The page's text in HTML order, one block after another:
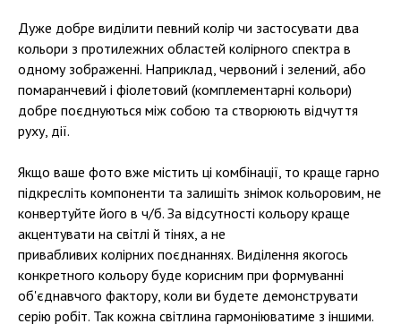
Дуже добре виділити певний колір чи застосувати два
кольори з протилежних областей колірного спектра в
одному зображенні. Наприклад, червоний і зелений, або
помаранчевий і фіолетовий (комплементарні кольори)
добре поєднуються між собою та створюють відчуття
руху, дії.
Якщо ваше фото вже містить ці комбінації, то краще гарно
підкресліть компоненти та залишіть знімок кольоровим, не
конвертуйте його в ч/б. За відсутності кольору краще
акцентувати на світлі й тінях, а не
привабливих колірних поєднаннях. Виділення якогось
конкретного кольору буде корисним при формуванні
об'єднавчого фактору, коли ви будете демонструвати
серію робіт. Так кожна світлина гармоніюватиме з іншими.